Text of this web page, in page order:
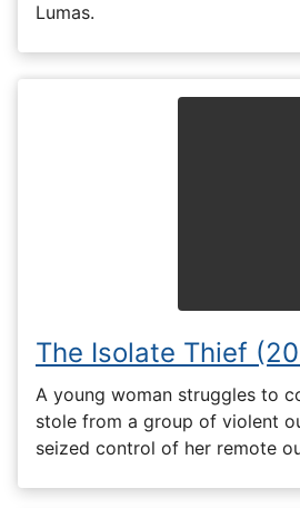
Lumas.
The Isolate Thief
A young woman struggles to
stole from a group of violent
seized control of her remote